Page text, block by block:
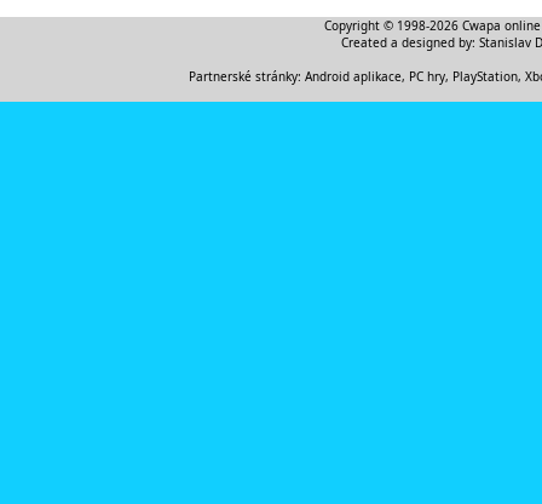
Copyright © 1998-2026 Cwapa
Created a designed by: Stanislav
Partnerské stránky: Android aplikace, PC hry, PlayStation,